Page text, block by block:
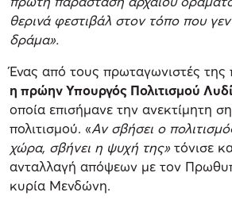
θερινά φεστιβάλ στον τόπο που
δράμα».
Ένας από τους πρωταγωνιστές της
η πρώην Υπουργός Πολιτισμού
οποία επισήμανε την ανεκτίμητη
πολιτισμού. «Αν σβήσει ο
χώρα, σβήνει η ψυχή της» τόνισε
ανταλλαγή απόψεων με τον
κυρία Μενδώνη.